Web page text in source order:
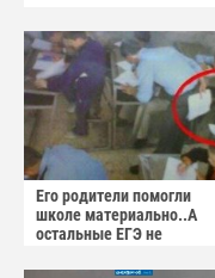
Его родители помогли
школе материально..А
остальные ЕГЭ не